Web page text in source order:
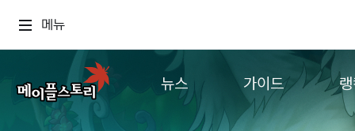
메뉴
뉴스 가이드